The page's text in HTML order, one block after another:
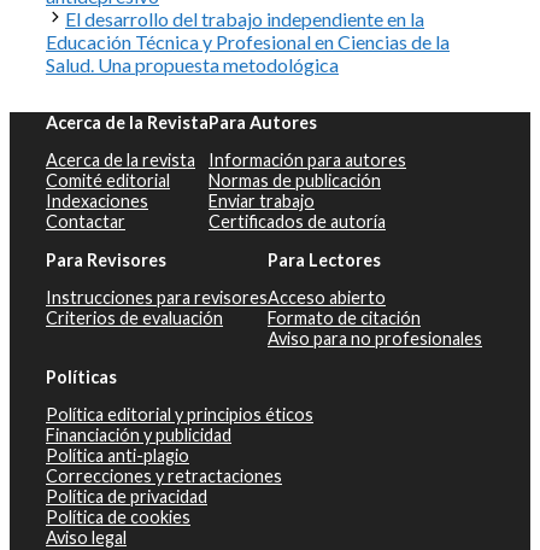
El desarrollo del trabajo independiente en la
Educación Técnica y Profesional en Ciencias de la
Salud. Una propuesta metodológica
Acerca de la Revista
Acerca de la revista
Comité editorial
Indexaciones
Contactar
Para Autores
Información para autores
Normas de publicación
Enviar trabajo
Certificados de autoría
Para Revisores
Instrucciones para revisores
Criterios de evaluación
Para Lectores
Acceso abierto
Formato de citación
Aviso para no profesionales
Políticas
Política editorial y principios éticos
Financiación y publicidad
Política anti-plagio
Correcciones y retractaciones
Política de privacidad
Política de cookies
Aviso legal